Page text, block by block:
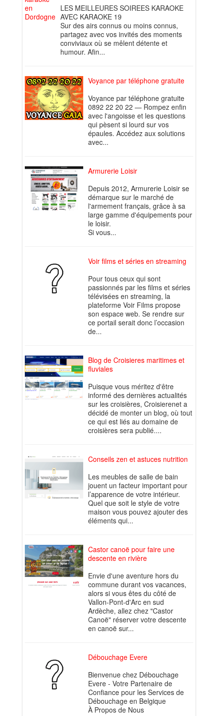
LES MEILLEURES SOIREES KARAOKE
AVEC KARAOKE 19
Sur des airs connus ou moins connus,
partagez avec vos invités des moments
conviviaux où se mêlent détente et
humour. Afin...
Voyance par téléphone gratuite
Voyance par téléphone gratuite
0892 22 20 22 — Rompez enfin
avec l'angoisse et les questions
qui pèsent si lourd sur vos
épaules. Accédez aux solutions
avec...
Armurerie Loisir
Depuis 2012, Armurerie Loisir se
démarque sur le marché de
l'armement français, grâce à sa
large gamme d'équipements pour
le loisir.
Si vous...
Voir films et séries en streaming
Pour tous ceux qui sont
passionnés par les films et séries
télévisées en streaming, la
plateforme Voir Films propose
son espace web. Se rendre sur
ce portail serait donc l’occasion
de...
Blog de Croisieres maritimes et
fluviales
Puisque vous méritez d'être
informé des dernières actualités
sur les croisières, Croisierenet a
décidé de monter un blog, où tout
ce qui est liés au domaine de
croisières sera publié....
Conseils zen et astuces nutrition
Les meubles de salle de bain
jouent un facteur important pour
l’apparence de votre intérieur.
Quel que soit le style de votre
maison vous pouvez ajouter des
éléments qui...
Castor canoë pour faire une
descente en rivière
Envie d'une aventure hors du
commune durant vos vacances,
alors si vous êtes du côté de
Vallon-Pont-d'Arc en sud
Ardèche, allez chez "Castor
Canoë" réserver votre descente
en canoë sur...
Débouchage Evere
Bienvenue chez Débouchage
Evere - Votre Partenaire de
Confiance pour les Services de
Débouchage en Belgique
À Propos de Nous